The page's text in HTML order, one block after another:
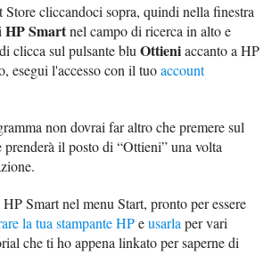
cliccandoci sopra, quindi nella finestra
HP Smartnel campo di ricerca in alto e
clicca sul pulsante bluOttieniaccanto a HP
esegui l'accesso con il tuoaccount
non dovrai far altro che premere sul
prenderà il posto di “Ottieni” una volta
Smart nel menu Start, pronto per essere
la tua stampante HPeusarla per vari
che ti ho appena linkato per saperne di